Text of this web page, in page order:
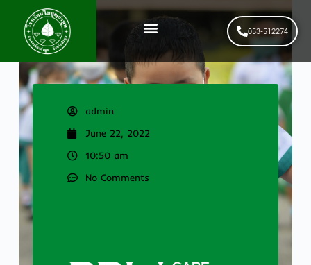
053-512274
admin
June 22, 2022
10:50 am
No Comments